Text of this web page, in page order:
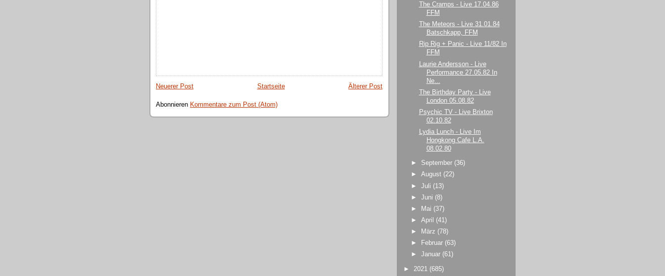
Neuerer Post Älterer Post
Startseite
Abonnieren Kommentare zum Post (Atom)
The Cramps - Live 17.04.86
FFM
The Meteors - Live 31.01.84
Batschkapp, FFM
Rip Rig + Panic - Live 11/82 In
FFM
Laurie Andersson - Live
Performance 27.05.82 In
Ne...
The Birthday Party - Live
London 05.08.82
Psychic TV - Live Brixton
02.10.82
Lydia Lunch - Live Im
Hongkong Cafe L.A.
08.02.80
► September (36)
►August (22)
►Juli (13)
►Juni (8)
►
Mai (37)
►April (41)
►
März (78)
►
Februar (63)
►Januar (61)
► 2021 (685)